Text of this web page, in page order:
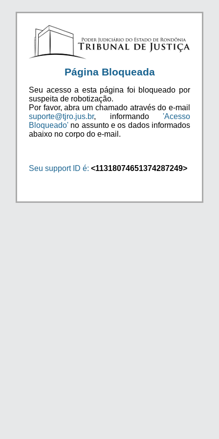
Página Bloqueada
Seu acesso a esta página foi bloqueado por
suspeita de robotização.
Por favor, abra um chamado através do e-mail
suporte@tjro.jus.br, informando 'Acesso
Bloqueado' no assunto e os dados informados
abaixo no corpo do e-mail.
Seu support ID é: <11318074651374287249>